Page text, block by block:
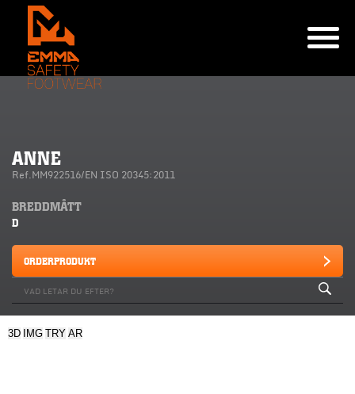
ANNE
Ref.MM922516/EN ISO 20345:2011
BREDDMÅTT
D
ORDERPRODUKT
3D IMG TRY AR